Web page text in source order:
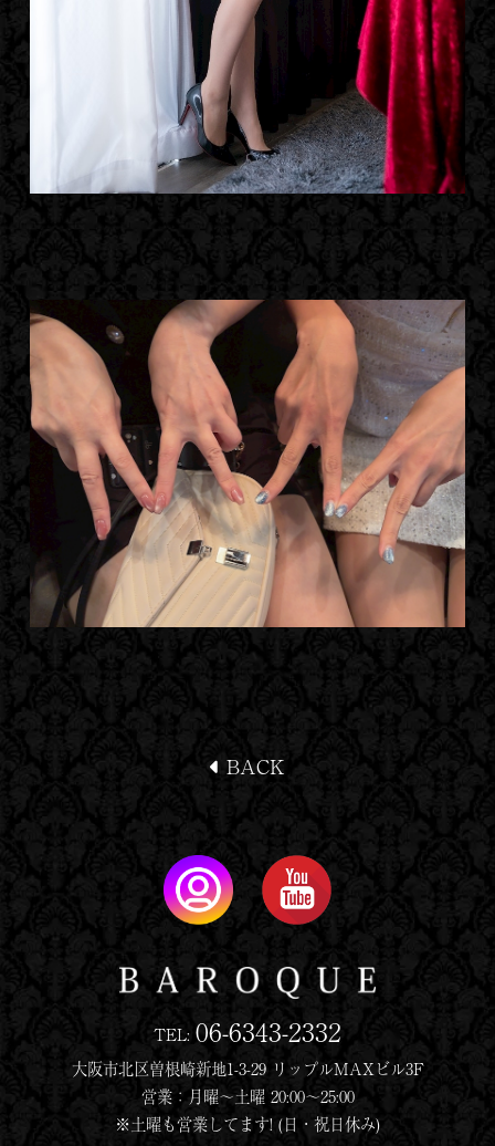
BACK
TEL: 06-6343-2332
大阪市北区曽根崎新地1-3-29 リップルMAXビル3F
営業：月曜〜土曜 20:00〜25:00
※土曜も営業してます! (日・祝日休み)